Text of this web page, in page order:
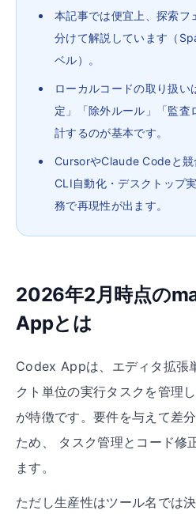
本記事では便宜上、探索フ
分けて解説しています（
ベル）。
ローカルコードの取り扱い
定」「除外ルール」「監査
計するのが基本です。
CursorやClaude Codeと競
CLI自動化・デスクトップ
務で再現性が出ます。
2026年2月時点の
Appとは
Codex Appは、エディタ拡張
クト単位の実行タスクを管理
が特徴です。要件を与えて差
ため、 タスク管理とコード修
ます。
ただし生産性はツール名では